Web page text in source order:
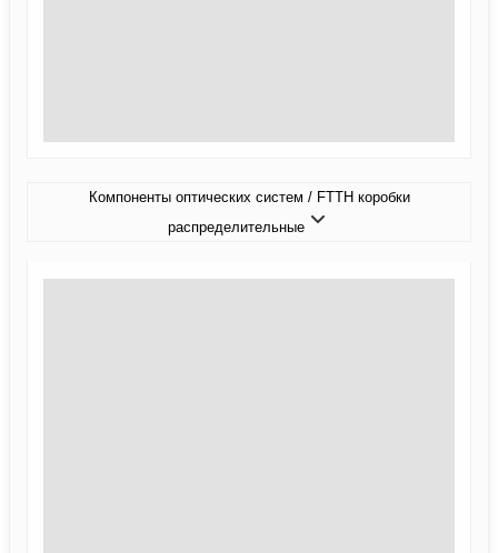
Компоненты оптических систем / FTTH коробки
распределительные